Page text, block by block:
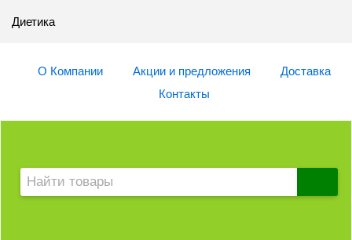
Диетика
О Компании Акции и предложения
Доставка
Контакты